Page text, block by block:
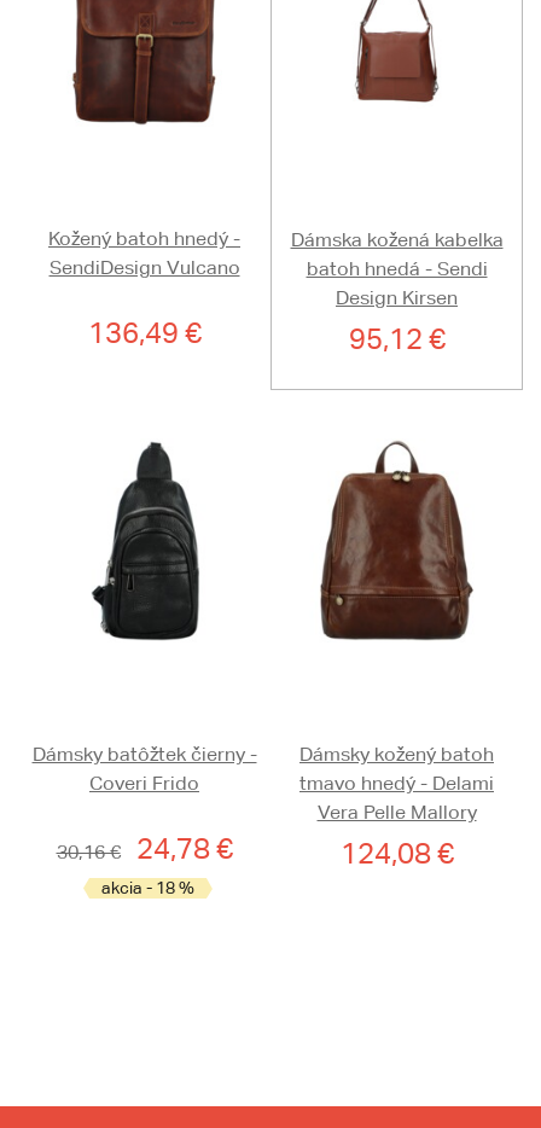
Kožený batoh hnedý -
SendiDesign Vulcano
136,49 €
Dámska kožená kabelka
batoh hnedá - Sendi
Design Kirsen
95,12 €
Dámsky batôžtek čierny -
Coveri Frido
30,16 € 24,78 €
akcia - 18 %
Dámsky kožený batoh
tmavo hnedý - Delami
Vera Pelle Mallory
124,08 €